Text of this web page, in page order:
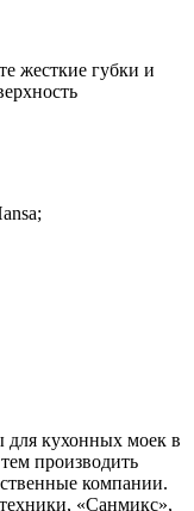
жесткие губки и
для кухонных моек в
производить
компании.
«Санмикс»,